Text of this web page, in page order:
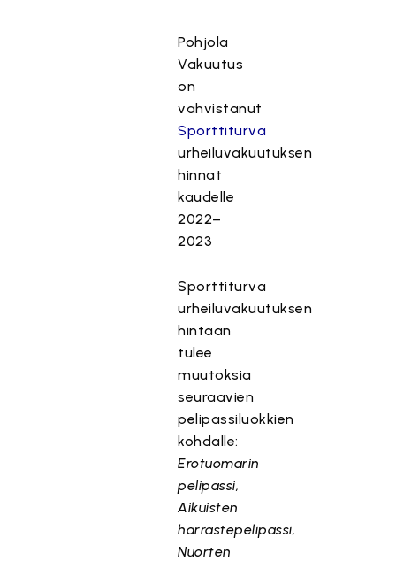
Pohjola
Vakuutus
on
vahvistanut
Sporttiturva
urheiluvakuutuksen
hinnat
kaudelle
2022–
2023
Sporttiturva
urheiluvakuutuksen
hintaan
tulee
muutoksia
seuraavien
pelipassiluokkien
kohdalle:
Erotuomarin
pelipassi,
Aikuisten
harrastepelipassi,
Nuorten